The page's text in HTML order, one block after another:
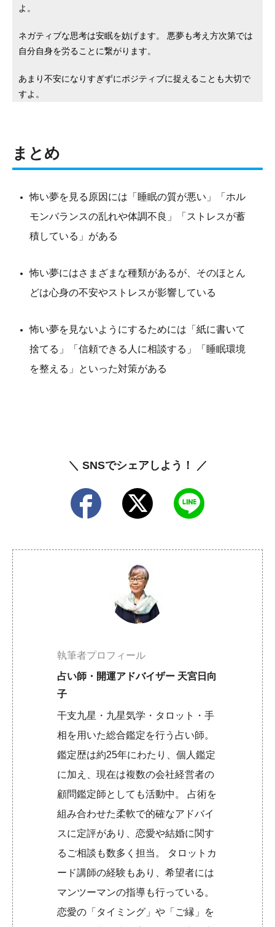
よ。
ネガティブな思考は安眠を妨げます。 悪夢も考え方次第では
自分自身を労ることに繋がります。
あまり不安になりすぎずにポジティブに捉えることも大切で
すよ。
まとめ
怖い夢を見る原因には「睡眠の質が悪い」「ホル
モンバランスの乱れや体調不良」「ストレスが蓄
積している」がある
怖い夢にはさまざまな種類があるが、そのほとん
どは心身の不安やストレスが影響している
怖い夢を見ないようにするためには「紙に書いて
捨てる」「信頼できる人に相談する」「睡眠環境
を整える」といった対策がある
＼ SNSでシェアしよう！ ／
執筆者プロフィール
占い師・開運アドバイザー 天宮日向
子
干支九星・九星気学・タロット・手
相を用いた総合鑑定を行う占い師。
鑑定歴は約25年にわたり、個人鑑定
に加え、現在は複数の会社経営者の
顧問鑑定師としても活動中。 占術を
組み合わせた柔軟で的確なアドバイ
スに定評があり、恋愛や結婚に関す
るご相談も数多く担当。 タロットカ
ード講師の経験もあり、希望者には
マンツーマンの指導も行っている。
恋愛の「タイミング」や「ご縁」を